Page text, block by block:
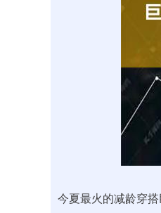
今夏最火的减龄穿
沪深